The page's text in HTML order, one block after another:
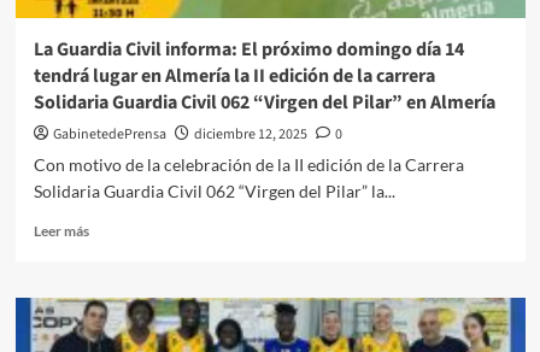
‘Virgen
Pilar’
La Guardia Civil informa: El próximo domingo día 14
tendrá lugar en Almería la II edición de la carrera
Solidaria Guardia Civil 062 “Virgen del Pilar” en Almería
GabinetedePrensa diciembre 12, 2025
0
Con motivo de la celebración de la II edición de la Carrera
Solidaria Guardia Civil 062 “Virgen del Pilar” la...
Leer másLeer
La
Guardia
Civil